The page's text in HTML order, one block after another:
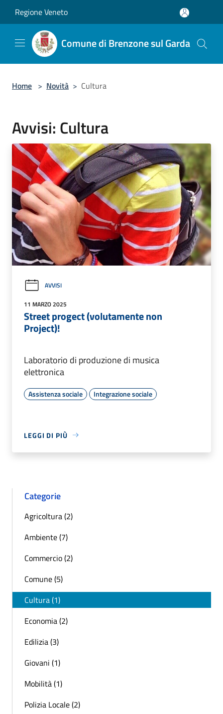
Regione Veneto
Comune di Brenzone sul Garda
Home > Novità > Cultura
Avvisi: Cultura
AVVISI
11 MARZO 2025
Street progect (volutamente non
Project)!
Laboratorio di produzione di musica
elettronica
Assistenza sociale Integrazione sociale
LEGGI DI PIÙ
Categorie
Agricoltura (2)
Ambiente (7)
Commercio (2)
Comune (5)
Cultura (1)
Economia (2)
Edilizia (3)
Giovani (1)
Mobilità (1)
Polizia Locale (2)